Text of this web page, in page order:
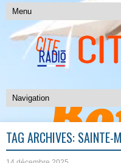
TAG ARCHIVES: SAINTE-